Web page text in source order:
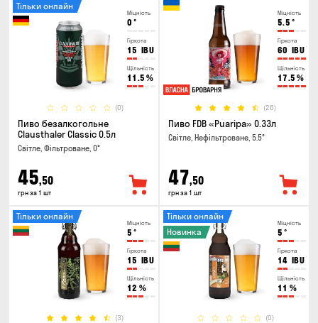
Міцність
0 °
Гіркота
15 IBU
Щільність
11.5 %
(0)
Тільки онлайн
Пиво безалкогольне
Clausthaler Classic 0.5л
Світле, Фільтроване, 0°
45,50
грн за 1 шт
Міцність
5.5 °
Гіркота
60 IBU
Щільність
17.5 %
(26)
Пиво FDB «Puaripa» 0.33л
Світле, Нефільтроване, 5.5°
47,50
грн за 1 шт
Міцність
5 °
Гіркота
15 IBU
Щільність
12 %
(3)
Тільки онлайн
Міцність
5 °
Гіркота
14 IBU
Щільність
11 %
(0)
Тільки онлайн
Новинка